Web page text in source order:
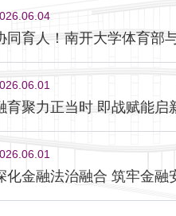
同育人！南开大学体育部
育聚力正当时 即战赋能启
化金融法治融合 筑牢金融